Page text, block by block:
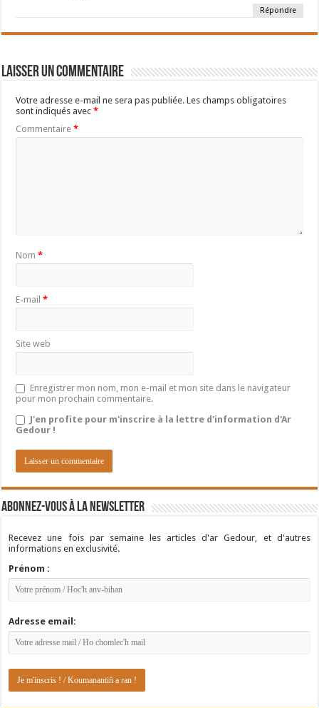
Répondre
Laisser un commentaire
Votre adresse e-mail ne sera pas publiée. Les champs obligatoires
sont indiqués avec*
Commentaire*
Nom*
E-mail*
Site web
Enregistrer mon nom, mon e-mail et mon site dans le navigateur
pour mon prochain commentaire.
J'en profite pour m'inscrire à la lettre d'information d'Ar
Gedour !
Abonnez-vous à la newsletter
Recevez une fois par semaine les articles d'ar Gedour, et d'autres
informations en exclusivité.
Prénom :
Adresse email: